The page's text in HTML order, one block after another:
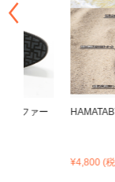
HAMATABY
(税込)